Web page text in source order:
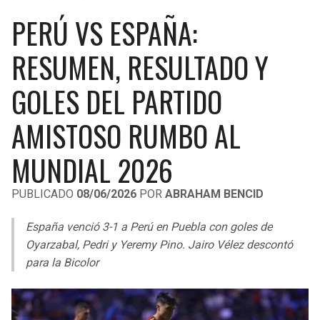
LEAGUES CUP
UEFA CONFERENCE LEAGUE
MLS
COPA LIBERTADORES
COPA SUDAMERICANA
LIGA BETPLAY
RAIDERS
CHARGERS
RAVENS
BENGALS
BROWNS
STEELERS
TEXANS
COLTS
CAVALIERS
PISTONS
PACERS
BUCKS
HAWKS
HORNETS
HEAT
MAGIC
PERÚ VS ESPAÑA:
RESUMEN, RESULTADO Y
GOLES DEL PARTIDO
AMISTOSO RUMBO AL
MUNDIAL 2026
PUBLICADO 08/06/2026 POR ABRAHAM BENCID
España venció 3-1 a Perú en Puebla con goles de
Oyarzabal, Pedri y Yeremy Pino. Jairo Vélez descontó
para la Bicolor